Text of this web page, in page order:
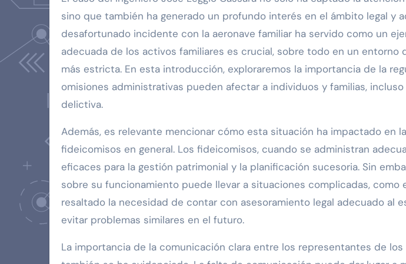
sino que también ha generado un profundo interés en el ámbito legal y
desafortunado incidente con la aeronave familiar ha servido como un
adecuada de los activos familiares es crucial, sobre todo en un entorno
más estricta. En esta introducción, exploraremos la importancia de la
omisiones administrativas pueden afectar a individuos y familias,
delictiva.
Además, es relevante mencionar cómo esta situación ha impactado en
fideicomisos en general. Los fideicomisos, cuando se administran
eficaces para la gestión patrimonial y la planificación sucesoria. Sin
sobre su funcionamiento puede llevar a situaciones complicadas, como
resaltado la necesidad de contar con asesoramiento legal adecuado al
evitar problemas similares en el futuro.
La importancia de la comunicación clara entre los representantes de